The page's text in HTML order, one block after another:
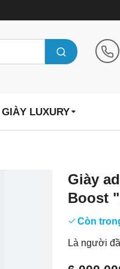
GIÀY LUXURY
Giày
Boost
Còn
Là người
Chuyển
phần